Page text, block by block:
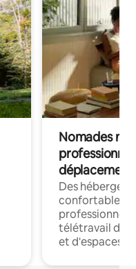
Nomades
déplacement
Des
confortables
professionnels
télétravail
et d'espaces